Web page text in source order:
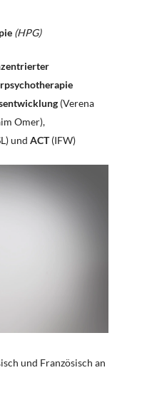
(HPG)
(Verena
Omer),
und ACT(IFW)
und Französisch an